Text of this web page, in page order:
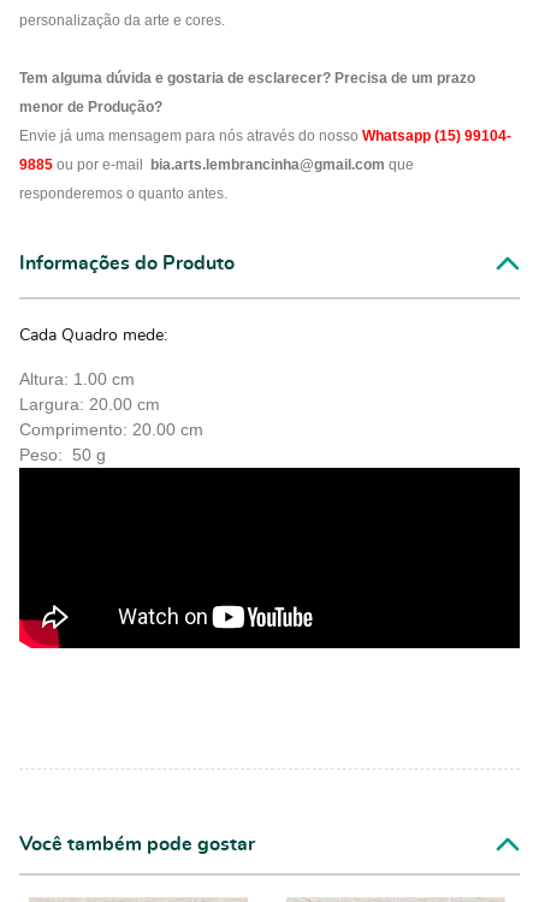
personalização da arte e cores.
Tem alguma dúvida e gostaria de esclarecer? Precisa de um prazo
menor de Produção?
Envie já uma mensagem para nós através do nosso Whatsapp (15) 99104-
9885 ou por e-mail bia.arts.lembrancinha@gmail.com que
responderemos o quanto antes.
Informações do Produto
Cada Quadro mede:
Altura: 1.00 cm
Largura: 20.00 cm
Comprimento: 20.00 cm
Peso: 50 g
Você também pode gostar